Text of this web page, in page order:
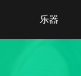
乐器